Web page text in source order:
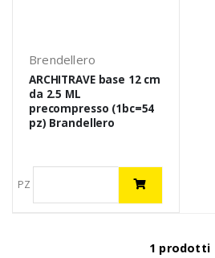
Brendellero
ARCHITRAVE base 12 cm
da 2.5 ML
precompresso (1bc=54
pz) Brandellero
PZ
1 prodotti